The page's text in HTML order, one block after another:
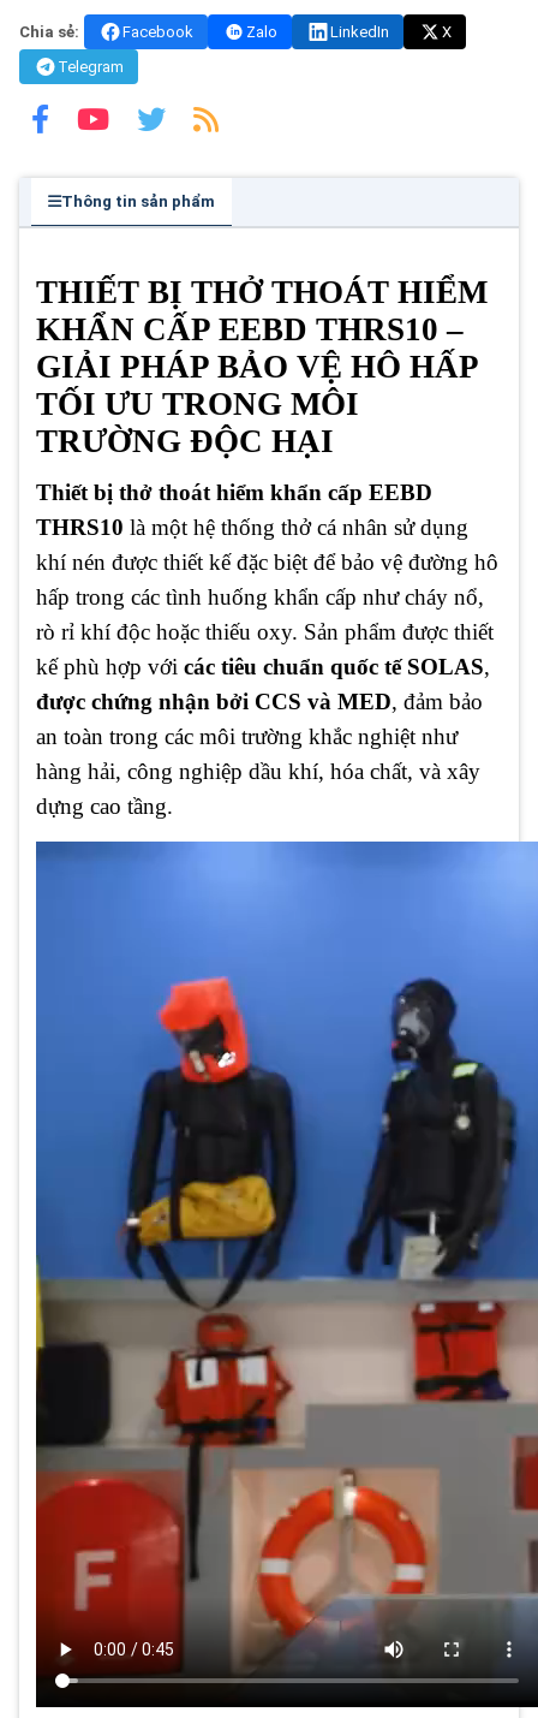
Chia sẻ: Facebook Zalo LinkedIn
X
Telegram
Thông tin sản phẩm
THIẾT BỊ THỞ THOÁT HIỂM
KHẨN CẤP EEBD THRS10 –
GIẢI PHÁP BẢO VỆ HÔ HẤP
TỐI ƯU TRONG MÔI
TRƯỜNG ĐỘC HẠI
Thiết bị thở thoát hiểm khẩn cấp EEBD
THRS10 là một hệ thống thở cá nhân sử dụng
khí nén được thiết kế đặc biệt để bảo vệ đường hô
hấp trong các tình huống khẩn cấp như cháy nổ,
rò rỉ khí độc hoặc thiếu oxy. Sản phẩm được thiết
kế phù hợp với các tiêu chuẩn quốc tế SOLAS,
được chứng nhận bởi CCS và MED, đảm bảo
an toàn trong các môi trường khắc nghiệt như
hàng hải, công nghiệp dầu khí, hóa chất, và xây
dựng cao tầng.